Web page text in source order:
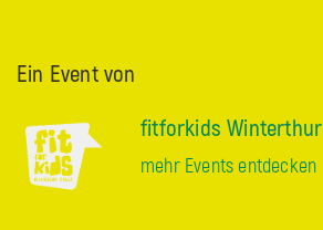
Ein Event von
fitforkids Winterthur
mehr Events entdecken